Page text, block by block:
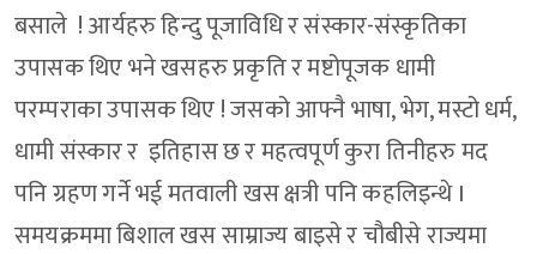
बसाले ! आर्यहरु हिन्दु पूजाविधि र संस्कार-संस्कृतिका
उपासक थिए भने खसहरु प्रकृति र मष्टोपूजक धामी
परम्पराका उपासक थिए ! जसको आफ्नै भाषा, भेग, मस्टो धर्म,
धामी संस्कार र इतिहास छ र महत्वपूर्ण कुरा तिनीहरु मद
पनि ग्रहण गर्ने भई मतवाली खस क्षत्री पनि कहलिइन्थे I
समयक्रममा बिशाल खस साम्राज्य बाइसे र चौबीसे राज्यमा